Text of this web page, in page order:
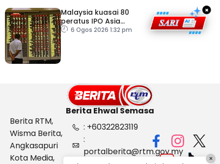
Malaysia kuasai 80
peratus IPO Asia
Tenggara, kumpul AS$1.4
6 Ogos 2026 1:32 pm
×
Berita Ehwal Semasa
Berita RTM,
Wisma Berita,
Angkasapuri
Kota Media,
: +60322823119
:
portalberita@rtm.gov.my
×